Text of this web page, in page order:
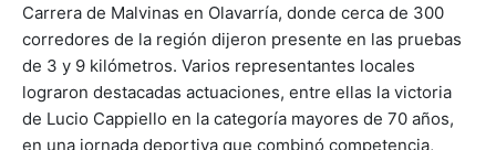
Carrera de Malvinas en Olavarría, donde cerca de 300
corredores de la región dijeron presente en las pruebas
de 3 y 9 kilómetros. Varios representantes locales
lograron destacadas actuaciones, entre ellas la victoria
de Lucio Cappiello en la categoría mayores de 70 años,
en una jornada deportiva que combinó competencia,